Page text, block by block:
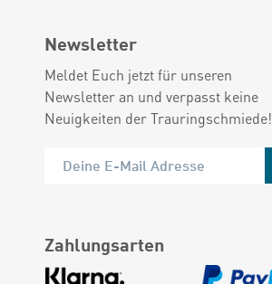
Newsletter
Meldet Euch jetzt für unseren
Newsletter an und verpasst keine
Neuigkeiten der Trauringschmiede!
Zahlungsarten